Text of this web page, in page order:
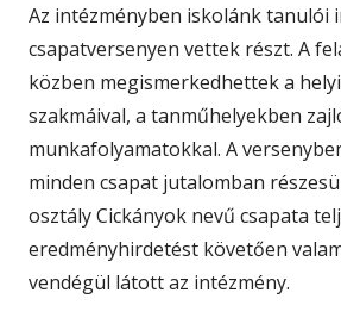
Az intézményben iskolánk tanulói
csapatversenyen vettek részt. A
közben megismerkedhettek a
szakmáival, a tanműhelyekben
munkafolyamatokkal. A
minden csapat jutalomban
osztály Cickányok nevű csapata
eredményhirdetést követően
vendégül látott az intézmény.